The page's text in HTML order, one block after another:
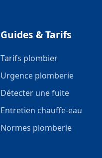
Guides & Tarifs
Tarifs plombier
Urgence plomberie
Détecter une fuite
Entretien chauffe-eau
Normes plomberie